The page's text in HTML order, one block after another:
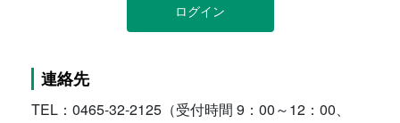
ログイン
連絡先
TEL：0465-32-2125（受付時間 9：00～12：00、